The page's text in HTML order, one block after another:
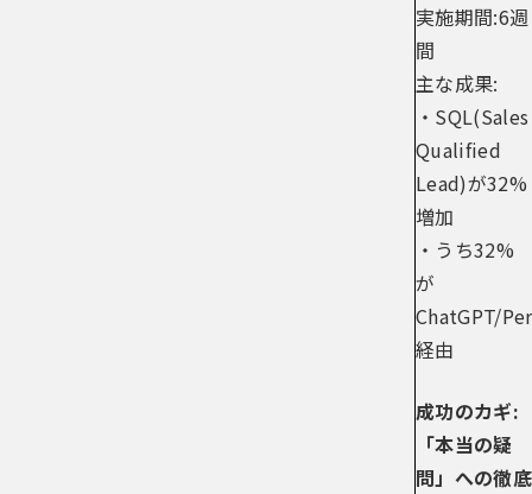
実施期間:6週
間
主な成果:
・SQL(Sales
Qualified
Lead)が32%
増加
・うち32%
が
ChatGPT/
経由
成功のカギ:
「本当の疑
問」への徹底